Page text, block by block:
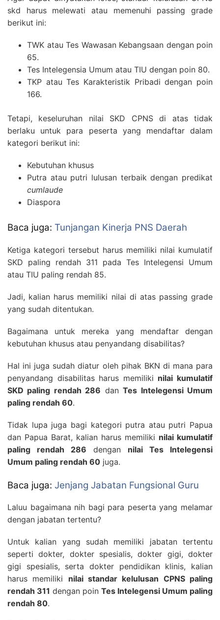
skd harus melewati atau memenuhi passing grade
berikut ini:
TWK atau Tes Wawasan Kebangsaan dengan poin
65.
Tes Intelegensia Umum atau TIU dengan poin 80.
TKP atau Tes Karakteristik Pribadi dengan poin
166.
Tetapi, keseluruhan nilai SKD CPNS di atas tidak
berlaku untuk para peserta yang mendaftar dalam
kategori berikut ini:
Kebutuhan khusus
Putra atau putri lulusan terbaik dengan predikat
cumlaude
Diaspora
Baca juga: Tunjangan Kinerja PNS Daerah
Ketiga kategori tersebut harus memiliki nilai kumulatif
SKD paling rendah 311 pada Tes Intelegensi Umum
atau TIU paling rendah 85.
Jadi, kalian harus memiliki nilai di atas passing grade
yang sudah ditentukan.
Bagaimana untuk mereka yang mendaftar dengan
kebutuhan khusus atau penyandang disabilitas?
Hal ini juga sudah diatur oleh pihak BKN di mana para
penyandang disabilitas harus memiliki nilai kumulatif
SKD paling rendah 286 danTes Intelegensi Umum
paling rendah 60.
Tidak lupa juga bagi kategori putra atau putri Papua
dan Papua Barat, kalian harus memiliki nilai kumulatif
paling rendah 286 dengan nilai Tes Intelegensi
Umum paling rendah 60 juga.
Baca juga: Jenjang Jabatan Fungsional Guru
Laluu bagaimana nih bagi para peserta yang melamar
dengan jabatan tertentu?
Untuk kalian yang sudah memiliki jabatan tertentu
seperti dokter, dokter spesialis, dokter gigi, dokter
gigi spesialis, serta dokter pendidikan klinis, kalian
harus memiliki nilai standar kelulusan CPNS paling
rendah 311 dengan poin Tes Intelegensi Umum paling
rendah 80.